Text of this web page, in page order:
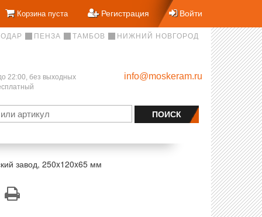
Корзина пуста Регистрация Войти
ПЕНЗА ТАМБОВ
НИЖНИЙ НОВГОРОД
22:00, без выходных
info@moskeram.ru
завод, 250x120x65 мм